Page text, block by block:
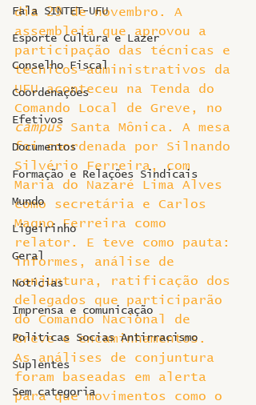
Fala SINTET-UFU
Esporte Cultura e Lazer
Conselho Fiscal
Coordenações
Efetivos
Documentos
Formação e Relações Sindicais
Mundo
Ligeirinho
Geral
Notícias
Imprensa e comunicação
Politicas Socias Antirracismo
Suplentes
Sem categoria
dia 29 de novembro. A
assembleia que aprovou a
participação das técnicas e
técnicos-administrativos da
UFU aconteceu na Tenda do
Comando Local de Greve, no
campus Santa Mônica. A mesa
foi coordenada por Silnando
Silvério Ferreira, com
Maria do Nazaré Lima Alves
como secretária e Carlos
Magno Ferreira como
relator. E teve como pauta:
informes, análise de
conjuntura, ratificação dos
delegados que participarão
do Comando Nacional de
Greve e encaminhamentos.
As análises de conjuntura
foram baseadas em alerta
para que movimentos como o